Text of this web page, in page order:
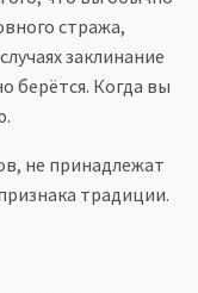
стража,
заклинание
берётся. Когда вы
не принадлежат
традиции.